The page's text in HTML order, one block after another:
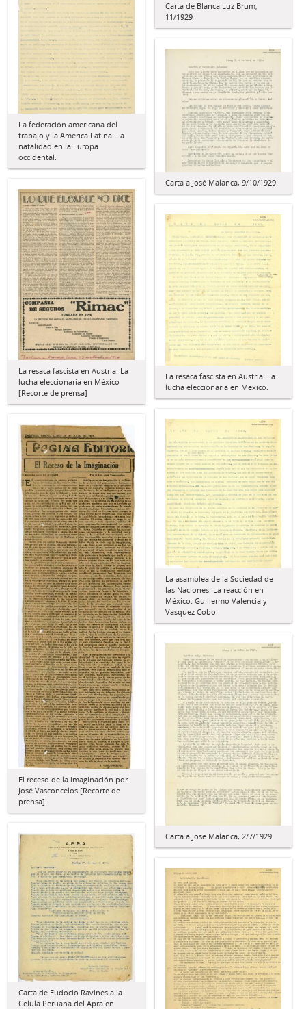
Carta de Blanca Luz Brum,
11/1929
La federación americana del
trabajo y la América Latina. La
natalidad en la Europa
occidental.
Carta a José Malanca, 9/10/1929
La resaca fascista en Austria. La
lucha eleccionaria en México
[Recorte de prensa]
La resaca fascista en Austria. La
lucha eleccionaria en México.
La asamblea de la Sociedad de
las Naciones. La reacción en
México. Guillermo Valencia y
Vasquez Cobo.
El receso de la imaginación por
José Vasconcelos [Recorte de
prensa]
Carta a José Malanca, 2/7/1929
Carta de Eudocio Ravines a la
Célula Peruana del Apra en